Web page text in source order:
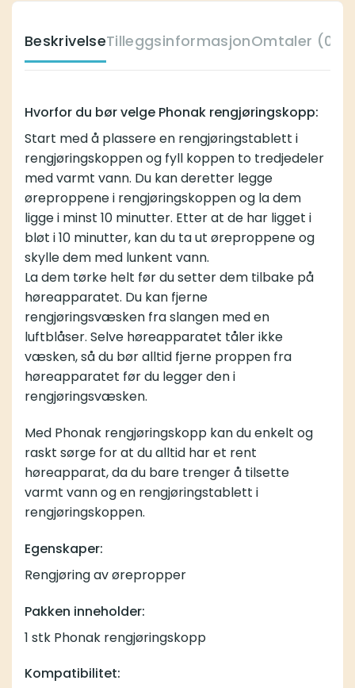
BeskrivelseTilleggsinformasjonOmtaler (0)
Hvorfor du bør velge Phonak rengjøringskopp:
Start med å plassere en rengjøringstablett i
rengjøringskoppen og fyll koppen to tredjedeler
med varmt vann. Du kan deretter legge
øreproppene i rengjøringskoppen og la dem
ligge i minst 10 minutter. Etter at de har ligget i
bløt i 10 minutter, kan du ta ut øreproppene og
skylle dem med lunkent vann.
La dem tørke helt før du setter dem tilbake på
høreapparatet. Du kan fjerne
rengjøringsvæsken fra slangen med en
luftblåser. Selve høreapparatet tåler ikke
væsken, så du bør alltid fjerne proppen fra
høreapparatet før du legger den i
rengjøringsvæsken.
Med Phonak rengjøringskopp kan du enkelt og
raskt sørge for at du alltid har et rent
høreapparat, da du bare trenger å tilsette
varmt vann og en rengjøringstablett i
rengjøringskoppen.
Egenskaper:
Rengjøring av ørepropper
Pakken inneholder:
1 stk Phonak rengjøringskopp
Kompatibilitet: